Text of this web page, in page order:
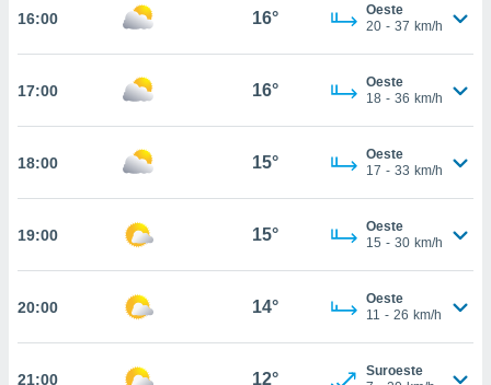
botón
a la
todas
ya sean
nos
en
perfil
y
CONTINUAR
16:00 16°
Oeste
20 - 37 km/h
17:00 16°
Oeste
18 - 36 km/h
18:00 15°
Oeste
17 - 33 km/h
19:00 15°
Oeste
15 - 30 km/h
20:00 14°
Oeste
11 - 26 km/h
21:00 12°
Suroeste